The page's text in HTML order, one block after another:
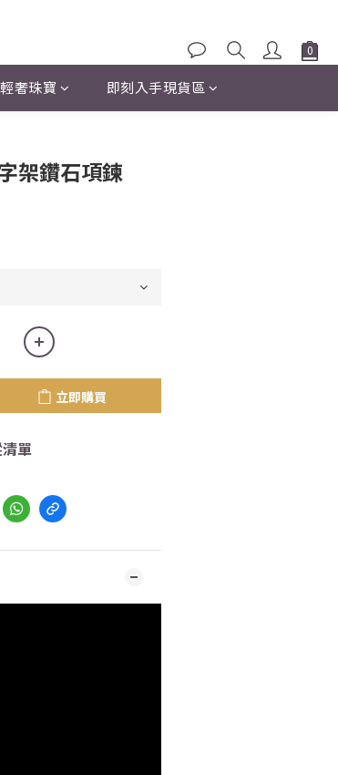
奢珠寶 即刻入手現貨區
架鑽石項鍊
立即購買
單